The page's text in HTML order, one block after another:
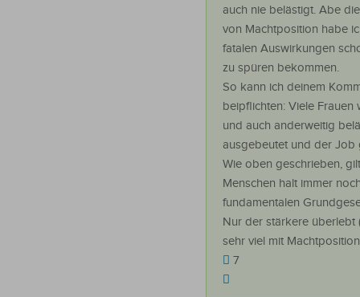
auch nie belästigt. Abe
von Machtposition habe
fatalen Auswirkungen
zu spüren bekommen.
So kann ich deinem
beipflichten: Viele Frauen
und auch anderweitig
ausgebeutet und der Job
Wie oben geschrieben,
Menschen halt immer
fundamentalen
Nur der stärkere überlebt
sehr viel mit
7